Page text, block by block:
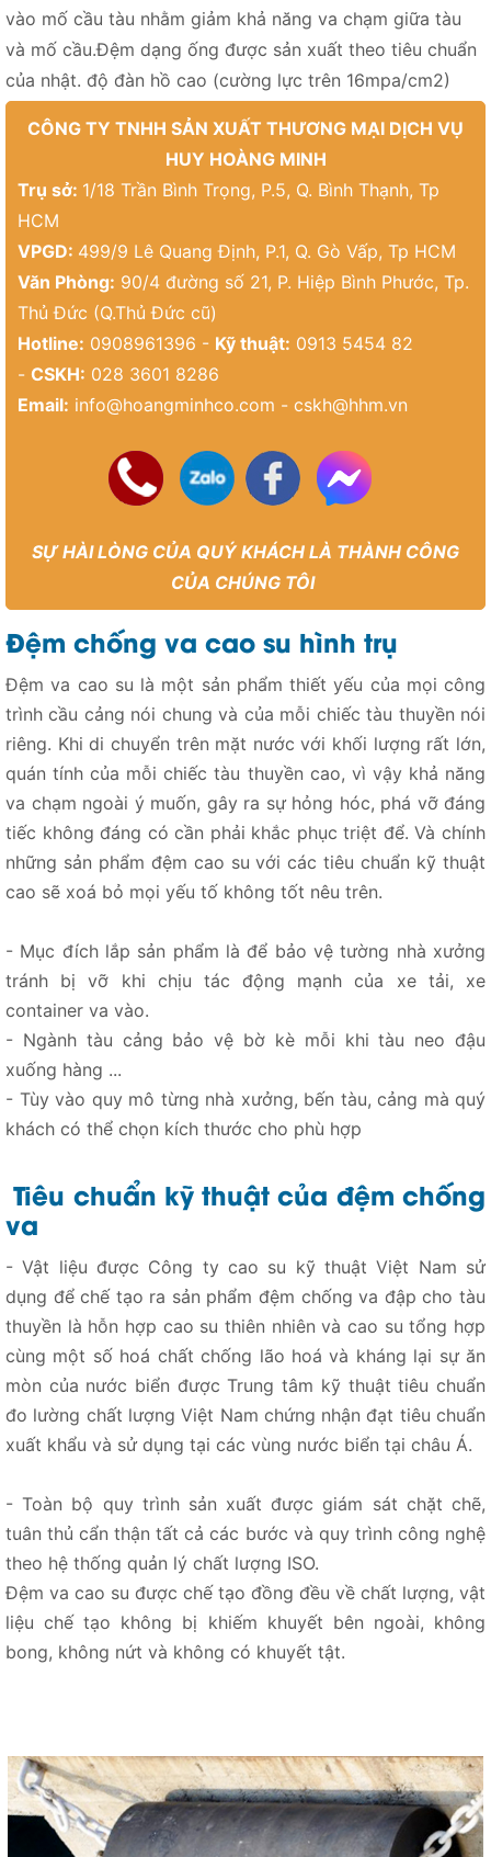
vào mố cầu tàu nhằm giảm khả năng va chạm giữa tàu
và mố cầu.Đệm dạng ống được sản xuất theo tiêu chuẩn
của nhật. độ đàn hồ cao (cường lực trên 16mpa/cm2)
CÔNG TY TNHH SẢN XUẤT THƯƠNG MẠI DỊCH VỤ
HUY HOÀNG MINH
Trụ sở: 1/18 Trần Bình Trọng, P.5, Q. Bình Thạnh, Tp
HCM
VPGD: 499/9 Lê Quang Định, P.1, Q. Gò Vấp, Tp HCM
Văn Phòng: 90/4 đường số 21, P. Hiệp Bình Phước, Tp.
Thủ Đức (Q.Thủ Đức cũ)
Hotline: 0908961396 - Kỹ thuật: 0913 5454 82
- CSKH: 028 3601 8286
Email: info@hoangminhco.com - cskh@hhm.vn
SỰ HÀI LÒNG CỦA QUÝ KHÁCH LÀ THÀNH CÔNG
CỦA CHÚNG TÔI
Đệm chống va cao su hình trụ
Đệm va cao su là một sản phẩm thiết yếu của mọi công
trình cầu cảng nói chung và của mỗi chiếc tàu thuyền nói
riêng. Khi di chuyển trên mặt nước với khối lượng rất lớn,
quán tính của mỗi chiếc tàu thuyền cao, vì vậy khả năng
va chạm ngoài ý muốn, gây ra sự hỏng hóc, phá vỡ đáng
tiếc không đáng có cần phải khắc phục triệt để. Và chính
những sản phẩm đệm cao su với các tiêu chuẩn kỹ thuật
cao sẽ xoá bỏ mọi yếu tố không tốt nêu trên.
- Mục đích lắp sản phẩm là để bảo vệ tường nhà xưởng
tránh bị vỡ khi chịu tác động mạnh của xe tải, xe
container va vào.
- Ngành tàu cảng bảo vệ bờ kè mỗi khi tàu neo đậu
xuống hàng ...
- Tùy vào quy mô từng nhà xưởng, bến tàu, cảng mà quý
khách có thể chọn kích thước cho phù hợp
Tiêu chuẩn kỹ thuật của đệm chống
va
- Vật liệu được Công ty cao su kỹ thuật Việt Nam sử
dụng để chế tạo ra sản phẩm đệm chống va đập cho tàu
thuyền là hỗn hợp cao su thiên nhiên và cao su tổng hợp
cùng một số hoá chất chống lão hoá và kháng lại sự ăn
mòn của nước biển được Trung tâm kỹ thuật tiêu chuẩn
đo lường chất lượng Việt Nam chứng nhận đạt tiêu chuẩn
xuất khẩu và sử dụng tại các vùng nước biển tại châu Á.
- Toàn bộ quy trình sản xuất được giám sát chặt chẽ,
tuân thủ cẩn thận tất cả các bước và quy trình công nghệ
theo hệ thống quản lý chất lượng ISO.
Đệm va cao su được chế tạo đồng đều về chất lượng, vật
liệu chế tạo không bị khiếm khuyết bên ngoài, không
bong, không nứt và không có khuyết tật.